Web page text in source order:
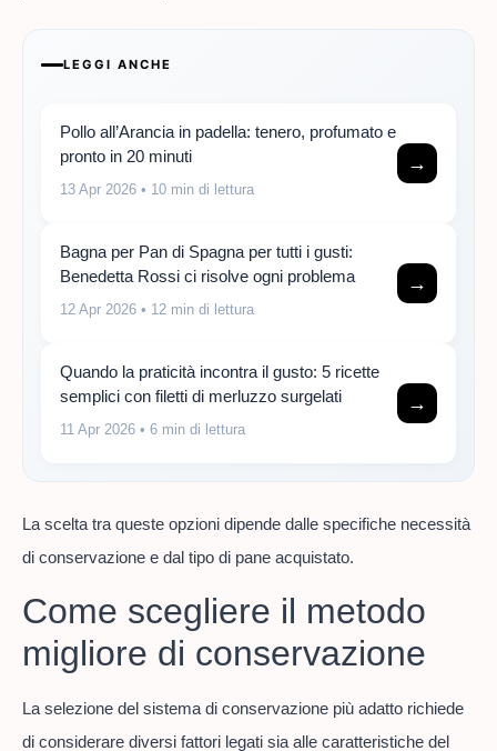
LEGGI ANCHE
Pollo all’Arancia in padella: tenero, profumato e
pronto in 20 minuti
13 Apr 2026 • 10 min di lettura
→
Bagna per Pan di Spagna per tutti i gusti:
Benedetta Rossi ci risolve ogni problema
12 Apr 2026 • 12 min di lettura
→
Quando la praticità incontra il gusto: 5 ricette
semplici con filetti di merluzzo surgelati
11 Apr 2026 • 6 min di lettura
→
La scelta tra queste opzioni dipende dalle specifiche necessità
di conservazione e dal tipo di pane acquistato.
Come scegliere il metodo
migliore di conservazione
La selezione del sistema di conservazione più adatto richiede
di considerare diversi fattori legati sia alle caratteristiche del